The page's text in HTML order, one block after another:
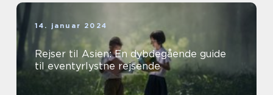
14. januar 2024
Rejser til Asien: En dybdegående guide
til eventyrlystne rejsende